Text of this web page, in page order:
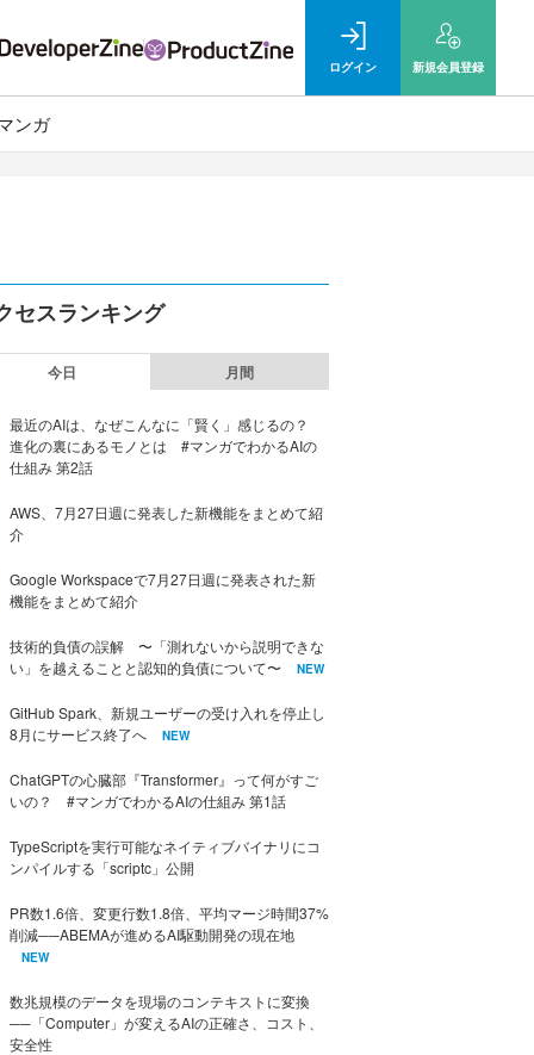
ログイン 新規会員登録
ンガ
セスランキング
今日 月間
最近のAIは、なぜこんなに「賢く」感じるの？
進化の裏にあるモノとは #マンガでわかるAIの
仕組み 第2話
AWS、7月27日週に発表した新機能をまとめて紹
介
Google Workspaceで7月27日週に発表された新
機能をまとめて紹介
技術的負債の誤解 〜「測れないから説明できな
い」を越えることと認知的負債について〜
NEW
GitHub Spark、新規ユーザーの受け入れを停止し
8月にサービス終了へ
NEW
ChatGPTの心臓部『Transformer』って何がすご
いの？ #マンガでわかるAIの仕組み 第1話
TypeScriptを実行可能なネイティブバイナリにコ
ンパイルする「scriptc」公開
PR数1.6倍、変更行数1.8倍、平均マージ時間37%
削減──ABEMAが進めるAI駆動開発の現在地
NEW
数兆規模のデータを現場のコンテキストに変換
──「Computer」が変えるAIの正確さ、コスト、
安全性